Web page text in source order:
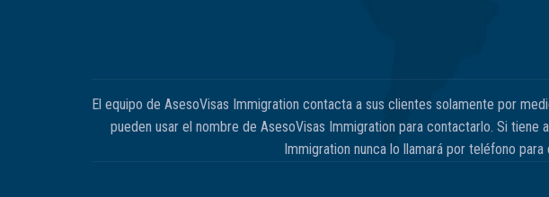
El equipo de AsesoVisas Immigration contacta a sus clientes solamente por
pueden usar el nombre de AsesoVisas Immigration para contactarlo. Si
Immigration nunca lo llamará por teléfono